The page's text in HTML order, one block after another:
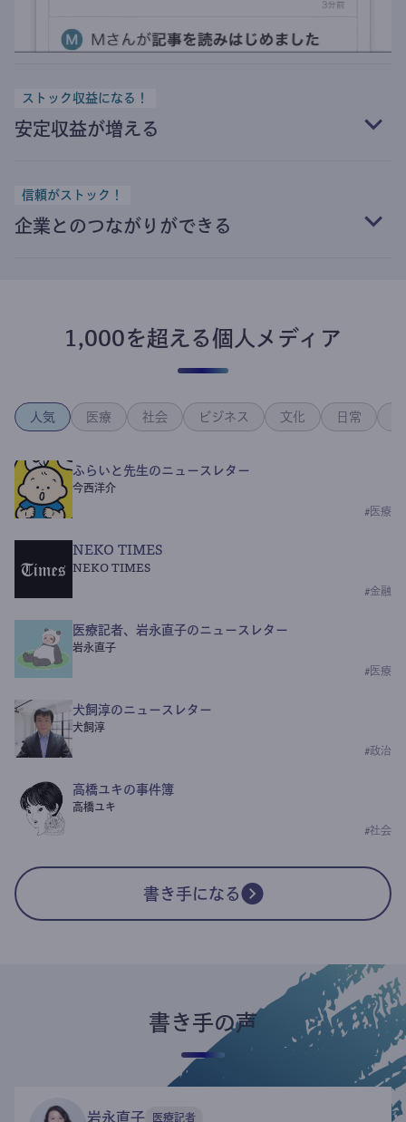
ストック収益になる！
安定収益が増える
信頼がストック！
企業とのつながりができる
1,000を超える個人メディア
人気 医療 社会 ビジネス 文化 日常
ふらいと先生のニュースレター
今西洋介
# 医療
NEKO TIMES
NEKO TIMES
#金融
医療記者、岩永直子のニュースレター
岩永直子
# 医療
犬飼淳のニュースレター
犬飼淳
#政治
高橋ユキの事件簿
高橋ユキ
#社会
書き手になる
書き手の声
岩永直子 医療記者